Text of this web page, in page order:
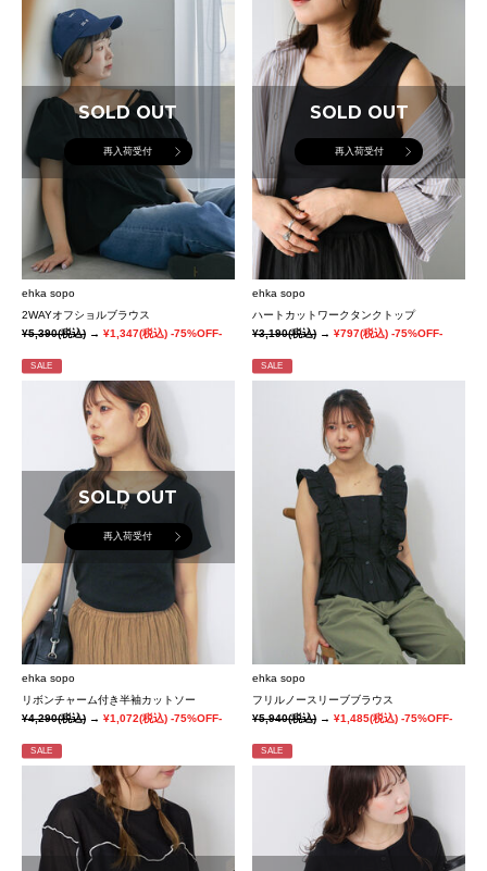
SOLD OUT
再入荷受付
ehka sopo
2WAYオフショルブラウス
¥5,390(税込) → ¥1,347(税込) -75%OFF-
SOLD OUT
再入荷受付
ehka sopo
ハートカットワークタンクトップ
¥3,190(税込)→¥797(税込) -75%OFF-
SALE
SOLD OUT
再入荷受付
ehka sopo
リボンチャーム付き半袖カットソー
¥4,290(税込) → ¥1,072(税込) -75%OFF-
SALE
ehka sopo
フリルノースリーブブラウス
¥5,940(税込)→¥1,485(税込) -75%OFF-
SALE SALE